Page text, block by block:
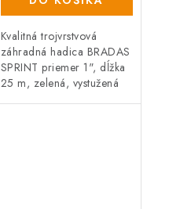
Kvalitná trojvrstvová
záhradná hadica BRADAS
SPRINT priemer 1", dĺžka
25 m, zelená, vystužená